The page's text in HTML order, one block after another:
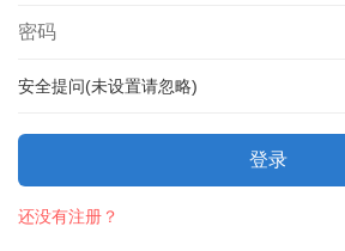
安全提问(未设置请忽略)
登录
还没有注册？